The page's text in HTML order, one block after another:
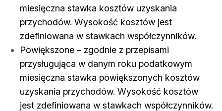
miesięczna stawka kosztów uzyskania
przychodów. Wysokość kosztów jest
zdefiniowana w stawkach współczynników.
Powiększone – zgodnie z przepisami
przysługująca w danym roku podatkowym
miesięczna stawka powiększonych kosztów
uzyskania przychodów. Wysokość kosztów
jest zdefiniowana w stawkach współczynników.